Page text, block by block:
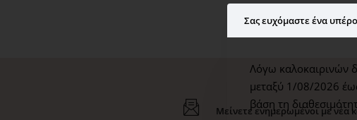
Σας ευχόμαστε ένα
Λόγω καλοκαιρινών
μεταξύ 1/08/2026
βάση τη
Μείνετε ενημερωμένοι με νέα